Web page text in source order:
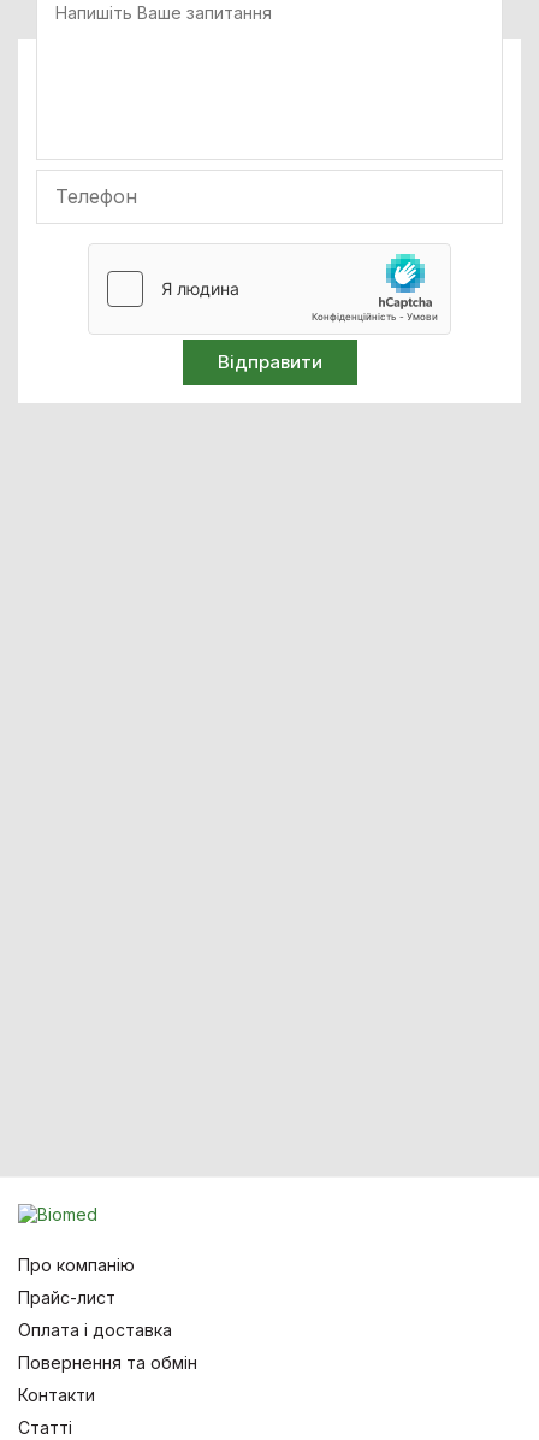
Про компанію
Прайс-лист
Оплата і доставка
Повернення та обмін
Контакти
Статті